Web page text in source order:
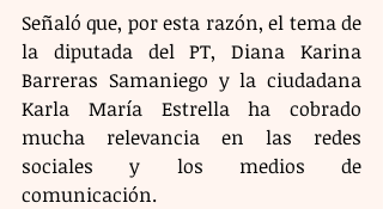
Señaló que, por esta razón, el tema de
la diputada del PT, Diana Karina
Barreras Samaniego y la ciudadana
Karla María Estrella ha cobrado
mucha relevancia en las redes
sociales y los medios de
comunicación.